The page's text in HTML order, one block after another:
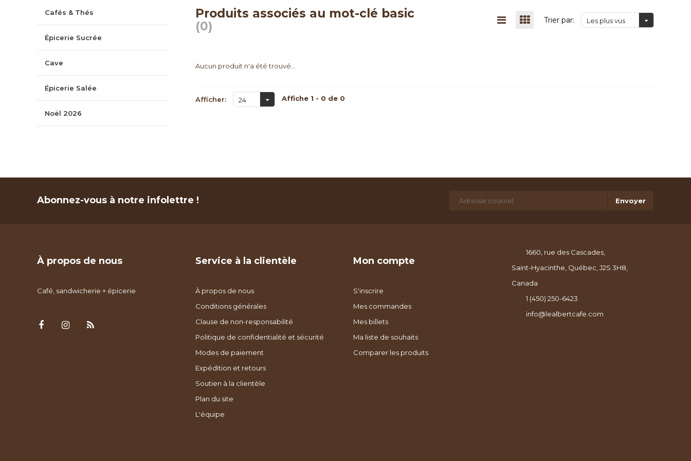
Cafés & Thés
Épicerie Sucrée
Cave
Épicerie Salée
Noël 2026
Produits associés au mot-clé basic
(0)
Trier par: Les plus vus
Aucun produit n'a été trouvé...
Afficher: 24 Affiche 1 - 0 de 0
Abonnez-vous à notre infolettre ! Envoyer
À propos de nous
Café, sandwicherie + épicerie
Service à la clientèle
À propos de nous
Conditions générales
Clause de non-responsabilité
Politique de confidentialité et sécurité
Modes de paiement
Expédition et retours
Soutien à la clientèle
Plan du site
L'équipe
Mon compte
S'inscrire
Mes commandes
Mes billets
Ma liste de souhaits
Comparer les produits
1660, rue des Cascades,
Saint-Hyacinthe, Québec, J2S 3H8,
Canada
1 (450) 250-6423
info@lealbertcafe.com